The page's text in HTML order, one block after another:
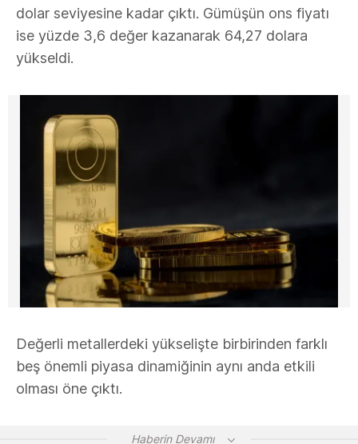
dolar seviyesine kadar çıktı. Gümüşün ons fiyatı
ise yüzde 3,6 değer kazanarak 64,27 dolara
yükseldi.
Değerli metallerdeki yükselişte birbirinden farklı
beş önemli piyasa dinamiğinin aynı anda etkili
olması öne çıktı.
Haberin Devamı